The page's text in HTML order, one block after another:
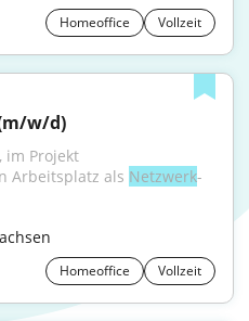
Homeoffice Vollzeit
w/d)
im Projekt
Arbeitsplatz als Netzwerk-
Homeoffice Vollzeit